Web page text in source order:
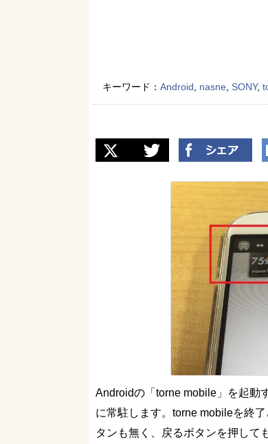
キーワード： Android nasne SONY,
Androidの「torne mobile」を起動
に常駐します。torne mobileを終
タンも無く、戻るボタンを押して